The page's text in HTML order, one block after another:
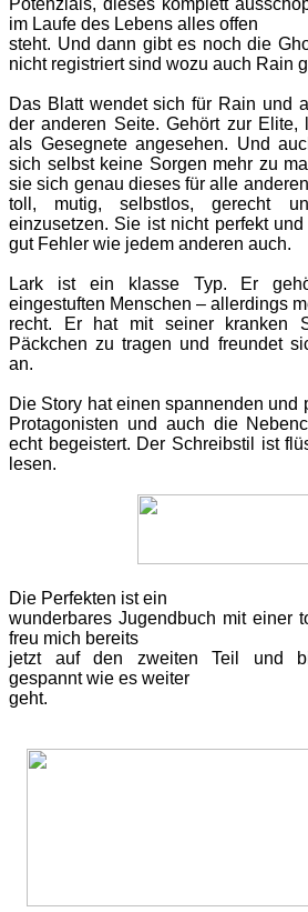
Potenzials, dieses komplett
im Laufe des Lebens alles offen
steht. Und dann gibt es noch die
nicht registriert sind wozu auch Rain
Das Blatt wendet sich für Rain und
der anderen Seite. Gehört zur Elite,
als Gesegnete angesehen. Und
sich selbst keine Sorgen mehr zu
sie sich genau dieses für alle
toll, mutig, selbstlos, gerecht
einzusetzen. Sie ist nicht perfekt
gut Fehler wie jedem anderen auch.
Lark ist ein klasse Typ. Er
eingestuften Menschen – allerdings
recht. Er hat mit seiner kranken
Päckchen zu tragen und freundet
an.
Die Story hat einen spannenden und
Protagonisten und auch die
echt begeistert. Der Schreibstil ist
lesen.
Die Perfekten ist ein
wunderbares Jugendbuch mit einer
freu mich bereits
jetzt auf den zweiten Teil und
gespannt wie es weiter
geht.